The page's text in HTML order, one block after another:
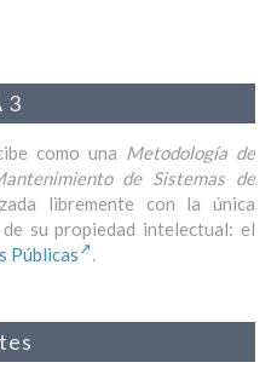
3
como una Metodología de
de Sistemas de
libremente con la única
su propiedad intelectual: el
Públicas
.